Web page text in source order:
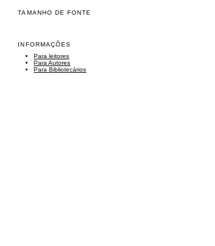
TAMANHO DE FONTE
INFORMAÇÕES
Para leitores
Para Autores
Para Bibliotecários